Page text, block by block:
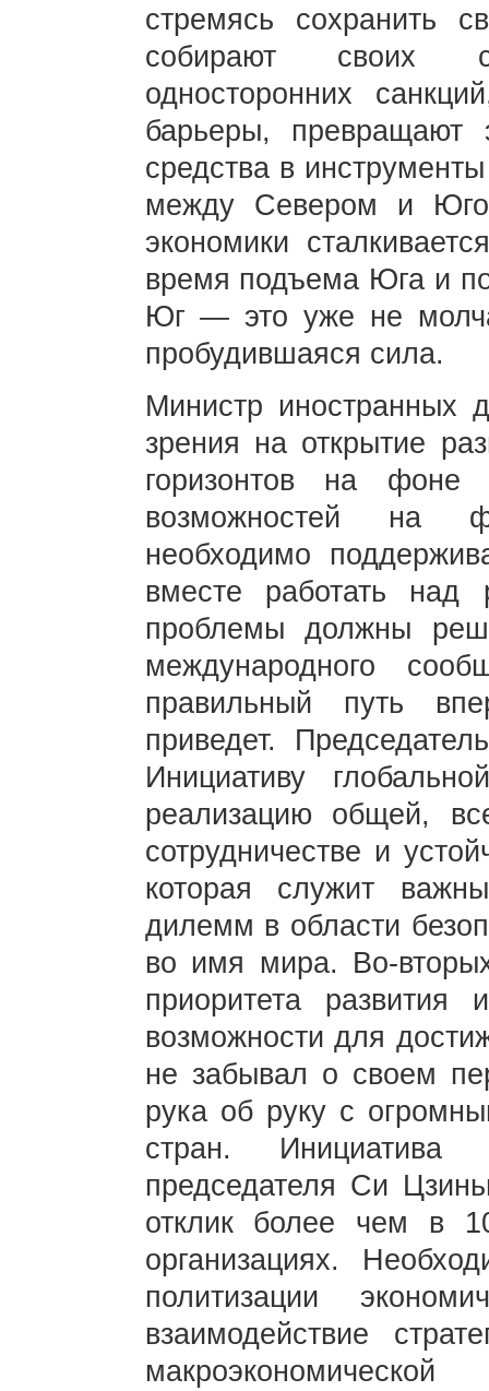
стремясь сохранить
собирают своих
односторонних
барьеры, превращают
средства в
между Севером и
экономики
время подъема Юга и
Юг — это уже не
пробудившаяся сила.
Министр иностранных
зрения на открытие
горизонтов на
возможностей на
необходимо
вместе работать над
проблемы должны
международного
правильный путь
приведет.
Инициативу
реализацию общей,
сотрудничестве и
которая служит
дилемм в области
во имя мира. Во-
приоритета развития
возможности для
не забывал о своем
рука об руку с
стран. Инициатива
председателя Си
отклик более чем в
организациях.
политизации
взаимодействие